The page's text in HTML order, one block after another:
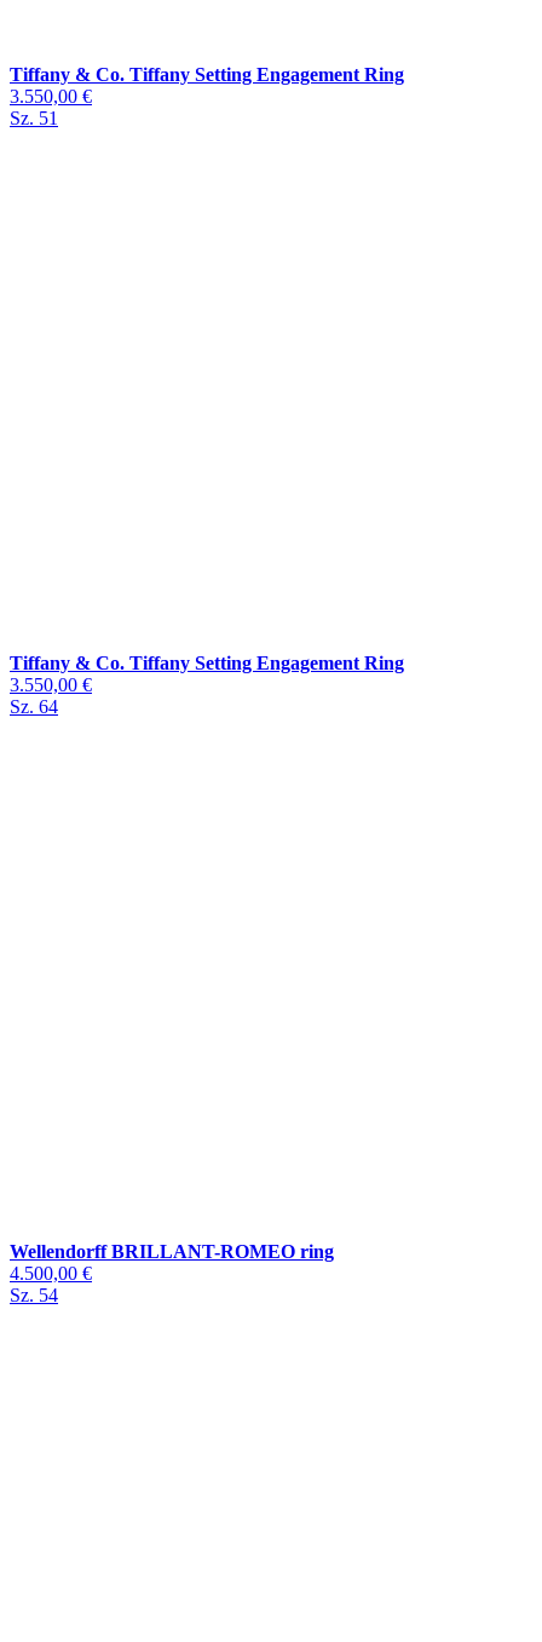
Tiffany & Co. Tiffany Setting Engagement Ring
3.550,00 €
Sz. 51
Tiffany & Co. Tiffany Setting Engagement Ring
3.550,00 €
Sz. 64
Wellendorff BRILLANT-ROMEO ring
4.500,00 €
Sz. 54